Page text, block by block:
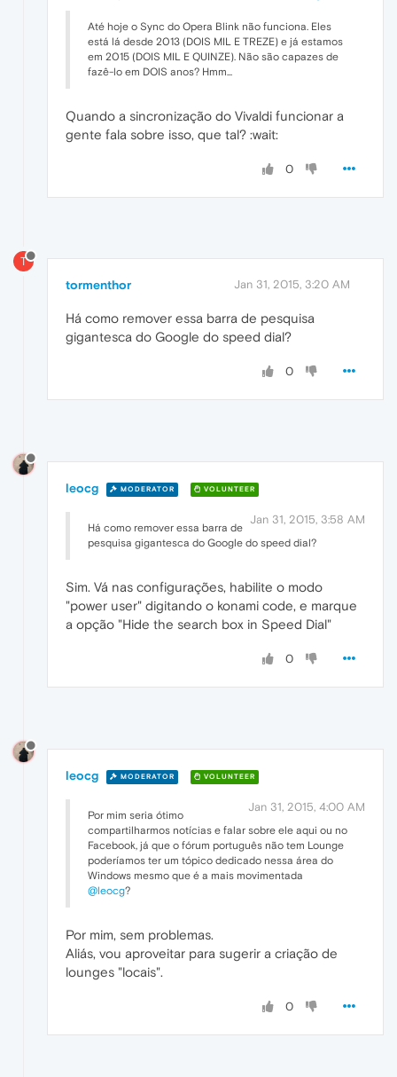
Até hoje o Sync do Opera Blink não funciona. Eles
está lá desde 2013 (DOIS MIL E TREZE) e já estamos
em 2015 (DOIS MIL E QUINZE). Não são capazes de
fazê-lo em DOIS anos? Hmm...
Quando a sincronização do Vivaldi funcionar a
gente fala sobre isso, que tal? :wait:
0
T
tormenthor Jan 31, 2015, 3:20 AM
Há como remover essa barra de pesquisa
gigantesca do Google do speed dial?
0
leocg MODERATOR VOLUNTEER
Jan 31, 2015, 3:58 AM
Há como remover essa barra de
pesquisa gigantesca do Google do speed dial?
Sim. Vá nas configurações, habilite o modo
"power user" digitando o konami code, e marque
a opção "Hide the search box in Speed Dial"
0
leocg MODERATOR VOLUNTEER
Jan 31, 2015, 4:00 AM
Por mim seria ótimo
compartilharmos notícias e falar sobre ele aqui ou no
Facebook, já que o fórum português não tem Lounge
poderíamos ter um tópico dedicado nessa área do
Windows mesmo que é a mais movimentada
@leocg?
Por mim, sem problemas.
Aliás, vou aproveitar para sugerir a criação de
lounges "locais".
0